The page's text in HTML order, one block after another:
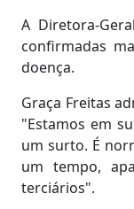
A Diretora-
confirmadas
doença.
Graça Freitas
"Estamos em
um surto. É
um tempo,
terciários".